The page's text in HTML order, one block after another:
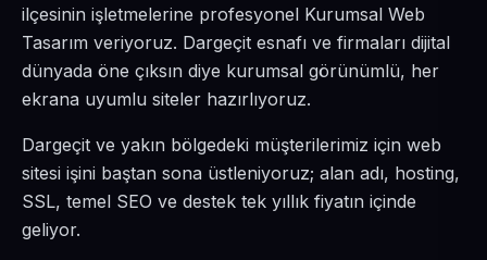
ilçesinin işletmelerine profesyonel Kurumsal Web
Tasarım veriyoruz. Dargeçit esnafı ve firmaları dijital
dünyada öne çıksın diye kurumsal görünümlü, her
ekrana uyumlu siteler hazırlıyoruz.
Dargeçit ve yakın bölgedeki müşterilerimiz için web
sitesi işini baştan sona üstleniyoruz; alan adı, hosting,
SSL, temel SEO ve destek tek yıllık fiyatın içinde
geliyor.